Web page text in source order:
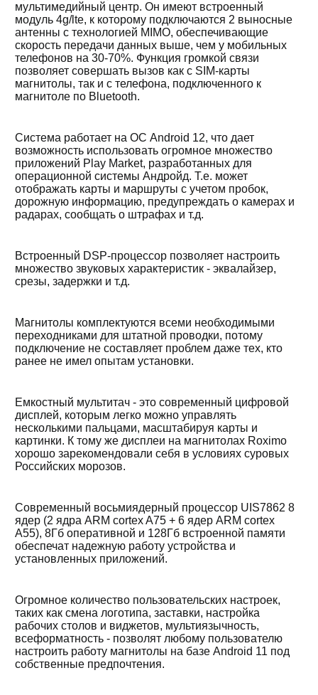
мультимедийный центр. Он имеют встроенный
модуль 4g/lte, к которому подключаются 2 выносные
антенны с технологией MIMO, обеспечивающие
скорость передачи данных выше, чем у мобильных
телефонов на 30-70%. Функция громкой связи
позволяет совершать вызов как с SIM-карты
магнитолы, так и с телефона, подключенного к
магнитоле по Bluetooth.
Система работает на ОС Android 12, что дает
возможность использовать огромное множество
приложений Play Market, разработанных для
операционной системы Андройд. Т.е. может
отображать карты и маршруты с учетом пробок,
дорожную информацию, предупреждать о камерах и
радарах, сообщать о штрафах и т.д.
Встроенный DSP-процессор позволяет настроить
множество звуковых характеристик - эквалайзер,
срезы, задержки и т.д.
Магнитолы комплектуются всеми необходимыми
переходниками для штатной проводки, потому
подключение не составляет проблем даже тех, кто
ранее не имел опытам установки.
Емкостный мультитач - это современный цифровой
дисплей, которым легко можно управлять
несколькими пальцами, масштабируя карты и
картинки. К тому же дисплеи на магнитолах Roximo
хорошо зарекомендовали себя в условиях суровых
Российских морозов.
Современный восьмиядерный процессор UIS7862 8
ядер (2 ядра ARM cortex A75 + 6 ядер ARM cortex
A55), 8Гб оперативной и 128Гб встроенной памяти
обеспечат надежную работу устройства и
установленных приложений.
Огромное количество пользовательских настроек,
таких как смена логотипа, заставки, настройка
рабочих столов и виджетов, мультиязычность,
всеформатность - позволят любому пользователю
настроить работу магнитолы на базе Android 11 под
собственные предпочтения.